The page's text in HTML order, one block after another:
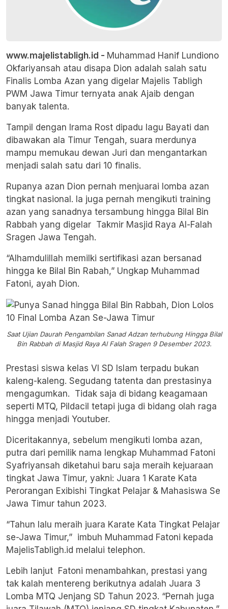
www.majelistabligh.id - Muhammad Hanif Lundiono
Okfariyansah atau disapa Dion adalah salah satu
Finalis Lomba Azan yang digelar Majelis Tabligh
PWM Jawa Timur ternyata anak Ajaib dengan
banyak talenta.
Tampil dengan Irama Rost dipadu lagu Bayati dan
dibawakan ala Timur Tengah, suara merdunya
mampu memukau dewan Juri dan mengantarkan
menjadi salah satu dari 10 finalis.
Rupanya azan Dion pernah menjuarai lomba azan
tingkat nasional. Ia juga pernah mengikuti training
azan yang sanadnya tersambung hingga Bilal Bin
Rabbah yang digelar Takmir Masjid Raya Al-Falah
Sragen Jawa Tengah.
“Alhamdulillah memilki sertifikasi azan bersanad
hingga ke Bilal Bin Rabah,” Ungkap Muhammad
Fatoni, ayah Dion.
Saat Ujian Daurah Pengambilan Sanad Adzan terhubung Hingga Bilal
Bin Rabbah di Masjid Raya Al Falah Sragen 9 Desember 2023.
Prestasi siswa kelas VI SD Islam terpadu bukan
kaleng-kaleng. Segudang tatenta dan prestasinya
mengagumkan. Tidak saja di bidang keagamaan
seperti MTQ, Pildacil tetapi juga di bidang olah raga
hingga menjadi Youtuber.
Diceritakannya, sebelum mengikuti lomba azan,
putra dari pemilik nama lengkap Muhammad Fatoni
Syafriyansah diketahui baru saja meraih kejuaraan
tingkat Jawa Timur, yakni: Juara 1 Karate Kata
Perorangan Exibishi Tingkat Pelajar & Mahasiswa Se
Jawa Timur tahun 2023.
“Tahun lalu meraih juara Karate Kata Tingkat Pelajar
se-Jawa Timur,” imbuh Muhammad Fatoni kepada
MajelisTabligh.id melalui telephon.
Lebih lanjut Fatoni menambahkan, prestasi yang
tak kalah mentereng berikutnya adalah Juara 3
Lomba MTQ Jenjang SD Tahun 2023. “Pernah juga